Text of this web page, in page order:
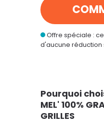
Offre spéciale :
d'aucune
Pourquoi
MEL' 100%
GRILLES
VOIR